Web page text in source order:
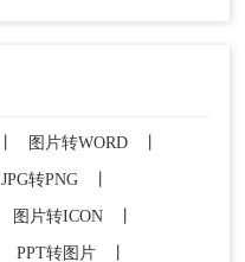
图片转WORD
JPG转PNG
图片转ICON
丨
PPT转图片 丨